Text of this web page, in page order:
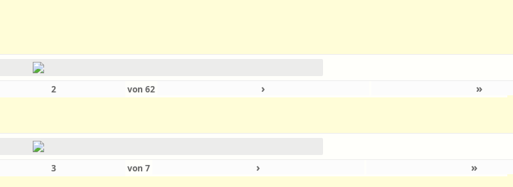
von62 › »
von7 › »